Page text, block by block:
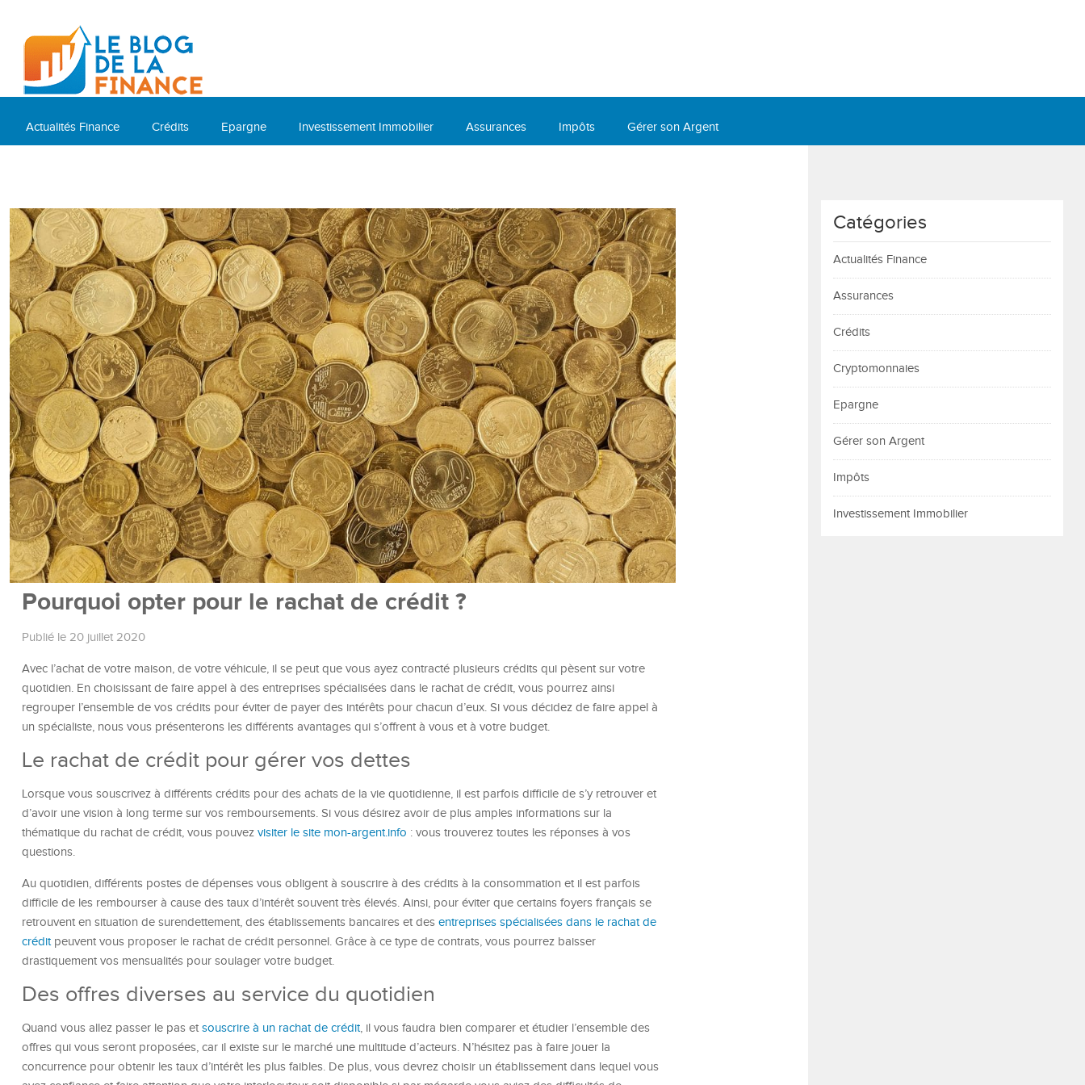
Actualités Finance Crédits Epargne Investissement Immobilier Assurances Impôts Gérer son Argent
Pourquoi opter pour le rachat de crédit ?
Publié le 20 juillet 2020
Avec l’achat de votre maison, de votre véhicule, il se peut que vous ayez contracté plusieurs crédits qui pèsent sur votre
quotidien. En choisissant de faire appel à des entreprises spécialisées dans le rachat de crédit, vous pourrez ainsi
regrouper l’ensemble de vos crédits pour éviter de payer des intérêts pour chacun d’eux. Si vous décidez de faire appel à
un spécialiste, nous vous présenterons les différents avantages qui s’offrent à vous et à votre budget.
Le rachat de crédit pour gérer vos dettes
Lorsque vous souscrivez à différents crédits pour des achats de la vie quotidienne, il est parfois difficile de s’y retrouver et
d’avoir une vision à long terme sur vos remboursements. Si vous désirez avoir de plus amples informations sur la
thématique du rachat de crédit, vous pouvez visiter le site mon-argent.info : vous trouverez toutes les réponses à vos
questions.
Au quotidien, différents postes de dépenses vous obligent à souscrire à des crédits à la consommation et il est parfois
difficile de les rembourser à cause des taux d’intérêt souvent très élevés. Ainsi, pour éviter que certains foyers français se
retrouvent en situation de surendettement, des établissements bancaires et des entreprises spécialisées dans le rachat de
créditpeuvent vous proposer le rachat de crédit personnel. Grâce à ce type de contrats, vous pourrez baisser
drastiquement vos mensualités pour soulager votre budget.
Des offres diverses au service du quotidien
Quand vous allez passer le pas et souscrire à un rachat de crédit, il vous faudra bien comparer et étudier l’ensemble des
offres qui vous seront proposées, car il existe sur le marché une multitude d’acteurs. N’hésitez pas à faire jouer la
concurrence pour obtenir les taux d’intérêt les plus faibles. De plus, vous devrez choisir un établissement dans lequel vous
Catégories
Actualités Finance
Assurances
Crédits
Cryptomonnaies
Epargne
Gérer son Argent
Impôts
Investissement Immobilier